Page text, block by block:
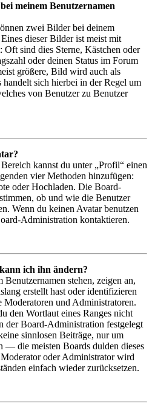
meinem Benutzernamen
zwei Bilder bei deinem
dieser Bilder ist meist mit
sind dies Sterne, Kästchen oder
oder deinen Status im Forum
größere, Bild wird auch als
handelt sich hierbei in der Regel um
von Benutzer zu Benutzer
kannst du unter „Profil“ einen
vier Methoden hinzufügen:
oder Hochladen. Die Board-
ob und wie die Benutzer
Wenn du keinen Avatar benutzen
Administration kontaktieren.
ich ihn ändern?
Benutzernamen stehen, zeigen an,
erstellt hast oder identifizieren
Moderatoren und Administratoren.
den Wortlaut eines Ranges nicht
der Board-Administration festgelegt
sinnlosen Beiträge, nur um
— die meisten Boards dulden dieses
oder Administrator wird
einfach wieder zurücksetzen.